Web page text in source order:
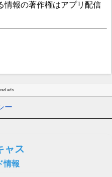
情報の著作権はアプリ配信
ads
ー
ャス
情報